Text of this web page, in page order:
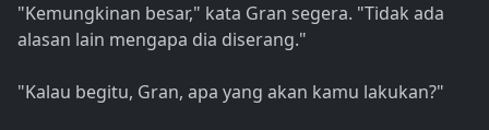
"Kemungkinan besar," kata Gran segera. "Tidak ada
alasan lain mengapa dia diserang."
"Kalau begitu, Gran, apa yang akan kamu lakukan?"